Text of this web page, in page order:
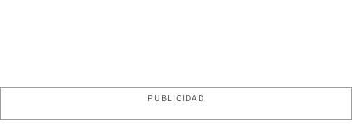
PUBLICIDAD